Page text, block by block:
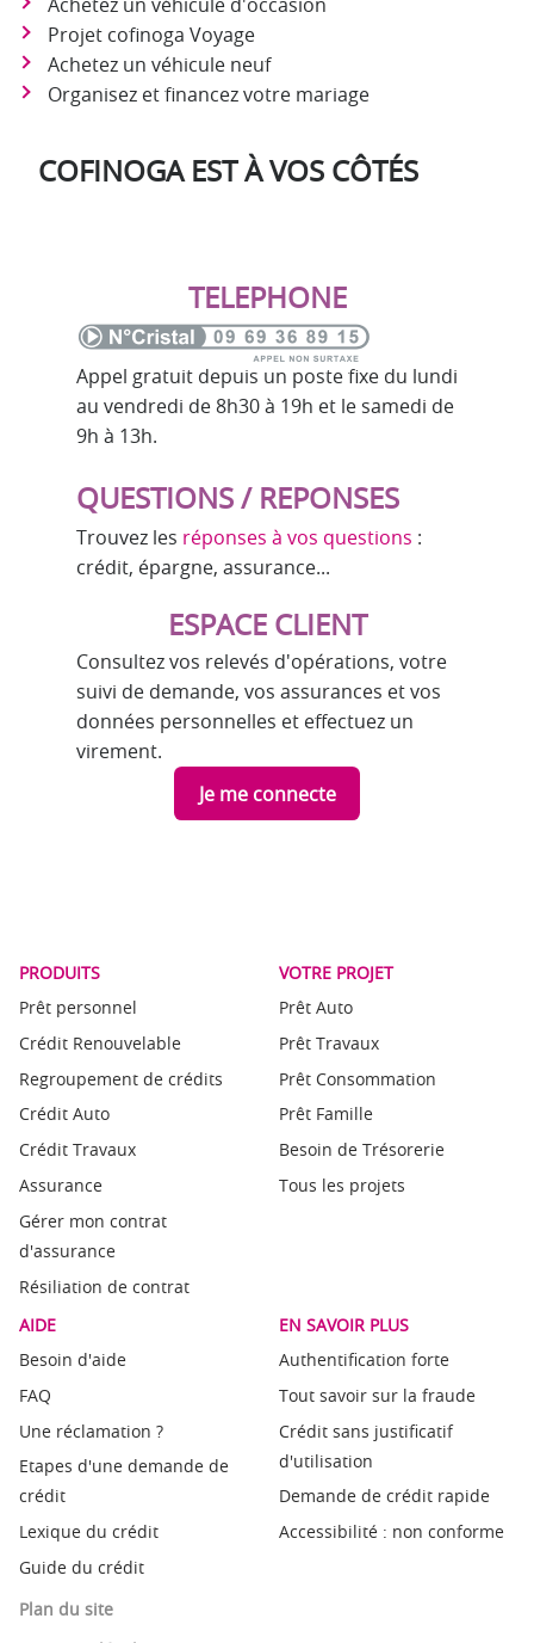
Projet cofinoga Voyage
Achetez un véhicule neuf
Organisez et financez votre mariage
COFINOGA EST À VOS CÔTÉS
TELEPHONE
Appel gratuit depuis un poste fixe du lundi
au vendredi de 8h30 à 19h et le samedi de
9h à 13h.
QUESTIONS / REPONSES
Trouvez les réponses à vos questions :
crédit, épargne, assurance...
ESPACE CLIENT
Consultez vos relevés d'opérations, votre
suivi de demande, vos assurances et vos
données personnelles et effectuez un
virement.
Je me connecte
PRODUITS
Prêt personnel
Crédit Renouvelable
Regroupement de crédits
Crédit Auto
Crédit Travaux
Assurance
Gérer mon contrat
d'assurance
Résiliation de contrat
VOTRE PROJET
Prêt Auto
Prêt Travaux
Prêt Consommation
Prêt Famille
Besoin de Trésorerie
Tous les projets
AIDE
Besoin d'aide
FAQ
Une réclamation ?
Etapes d'une demande de
crédit
Lexique du crédit
Guide du crédit
EN SAVOIR PLUS
Authentification forte
Tout savoir sur la fraude
Crédit sans justificatif
d'utilisation
Demande de crédit rapide
Accessibilité : non conforme
Plan du site